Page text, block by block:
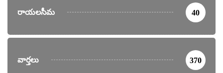
రాయలసీమ 40
వార్తలు 370